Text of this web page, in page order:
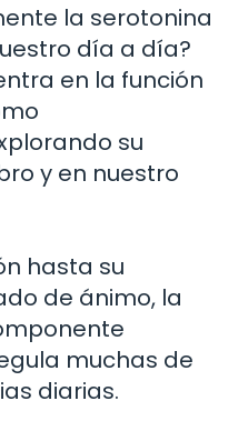
la serotonina
día a día?
en la función
su
y en nuestro
hasta su
de ánimo, la
muchas de
diarias.